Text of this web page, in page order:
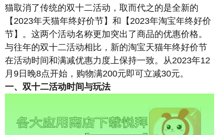
猫取消了传统的双十二活动，取而代之的是全新的
【2023年天猫年终好价节】和【2023年淘宝年终好价
节】。这两个活动名称更加突出了商品的优惠价格。
与往年的双十二活动相比，新的淘宝天猫年终好价节
在活动时间和满减优惠力度上保持一致。从2023年12
月9日晚8点开始，购物满200元即可立减30元。
一、双十二活动时间与玩法